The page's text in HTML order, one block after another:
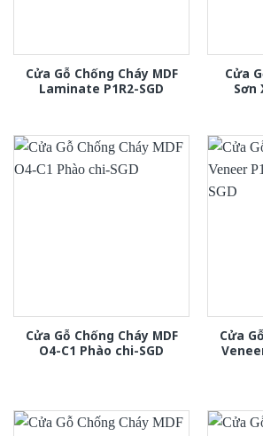
Cửa Gỗ Chống Cháy MDF
Laminate P1R2-SGD
Cửa
Sơn
Cửa Gỗ Chống Cháy MDF
O4-C1 Phào chi-SGD
Cửa